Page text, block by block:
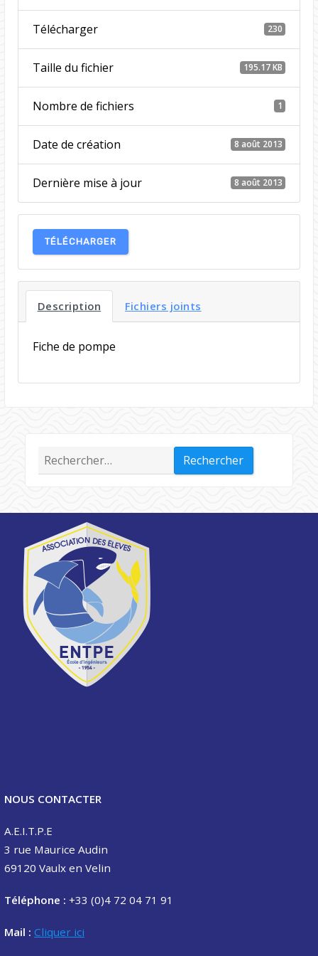
Télécharger 230
Taille du fichier 195.17 KB
Nombre de fichiers 1
Date de création 8 août 2013
Dernière mise à jour 8 août 2013
TÉLÉCHARGER
Description Fichiers joints
Fiche de pompe
Rechercher :
NOUS CONTACTER
A.E.I.T.P.E
3 rue Maurice Audin
69120 Vaulx en Velin
Téléphone : +33 (0)4 72 04 71 91
Mail : Cliquer ici